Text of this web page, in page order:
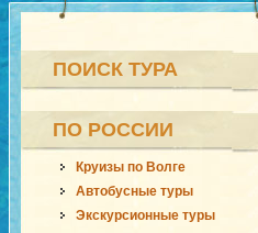
ПОИСК ТУРА
ПО РОССИИ
Круизы по Волге
Автобусные туры
Экскурсионные туры